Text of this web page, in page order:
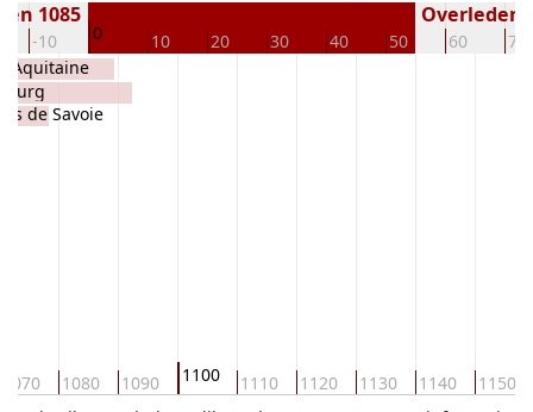
-10 0 10 20 30 40 50 60 70
1085 Overleden
1070 1080 1090 1100 1110 1120 1130 1140 1150
de Savoie